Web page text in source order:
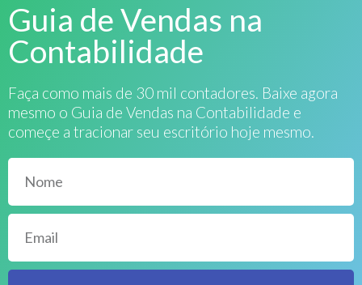
Guia de Vendas na
Contabilidade
Faça como mais de 30 mil contadores. Baixe agora
mesmo o Guia de Vendas na Contabilidade e
começe a tracionar seu escritório hoje mesmo.